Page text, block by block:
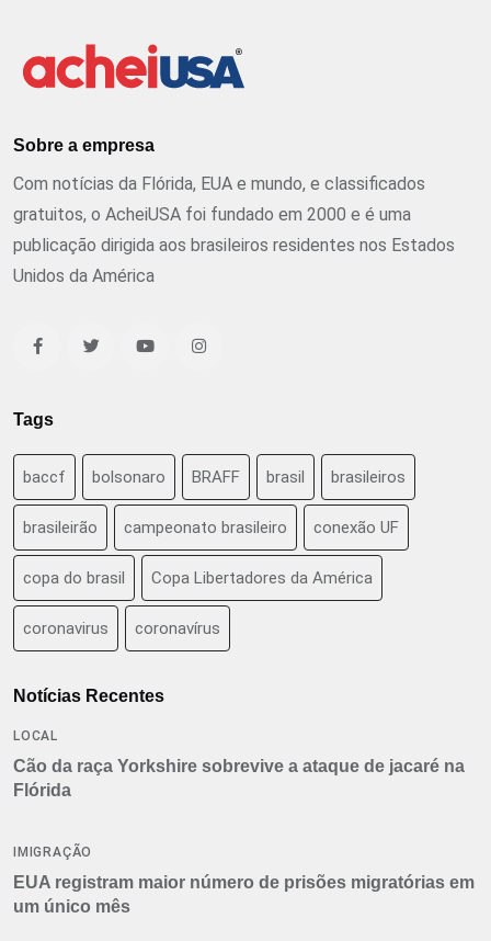
Sobre a empresa
Com notícias da Flórida, EUA e mundo, e classificados
gratuitos, o AcheiUSA foi fundado em 2000 e é uma
publicação dirigida aos brasileiros residentes nos Estados
Unidos da América
Tags
baccf bolsonaro BRAFF brasil brasileiros
brasileirão campeonato brasileiro conexão UF
copa do brasil Copa Libertadores da América
coronavirus coronavírus
Notícias Recentes
LOCAL
Cão da raça Yorkshire sobrevive a ataque de jacaré na
Flórida
IMIGRAÇÃO
EUA registram maior número de prisões migratórias em
um único mês